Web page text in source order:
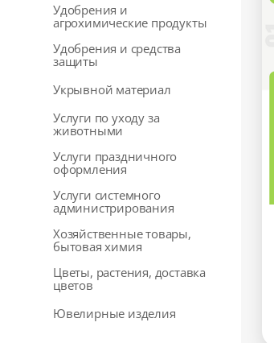
Удобрения и
агрохимические продукты
Удобрения и средства
защиты
Укрывной материал
Услуги по уходу за
животными
Услуги праздничного
оформления
Услуги системного
администрирования
Хозяйственные товары,
бытовая химия
Цветы, растения, доставка
цветов
Ювелирные изделия